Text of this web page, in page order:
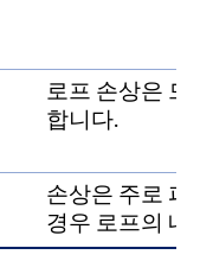
로프 손상은
합니다.
손상은 주로
경우 로프의